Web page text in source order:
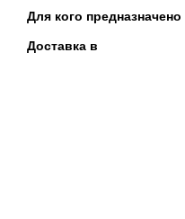
Для кого предназначено
Доставка в